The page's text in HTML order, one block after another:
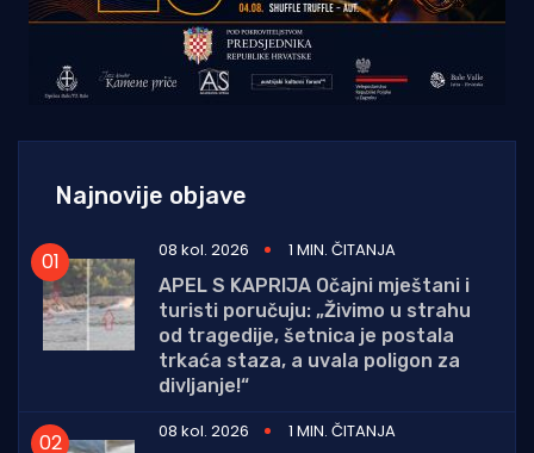
Najnovije objave
08 kol. 2026
1 MIN. ČITANJA
APEL S KAPRIJA Očajni mještani i
turisti poručuju: „Živimo u strahu
od tragedije, šetnica je postala
trkaća staza, a uvala poligon za
divljanje!“
08 kol. 2026
1 MIN. ČITANJA